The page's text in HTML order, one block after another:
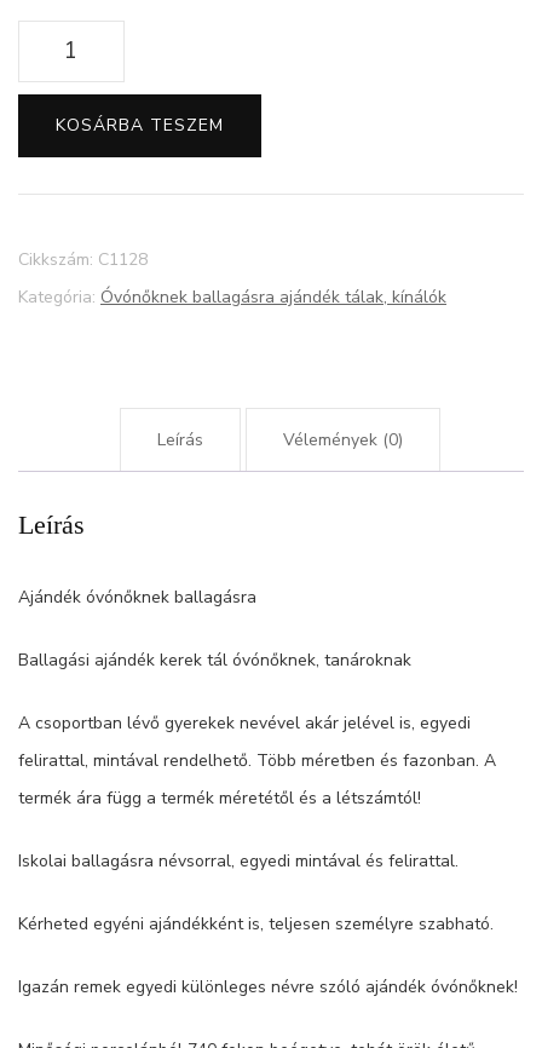
Ballagási
ajándék
kerek
tál
óvónőknek,
mennyiség
KOSÁRBA TESZEM
Cikkszám: C1128
Kategória: Óvónőknek ballagásra ajándék tálak, kínálók
Leírás Vélemények (0)
Leírás
Ajándék óvónőknek ballagásra
Ballagási ajándék kerek tál óvónőknek, tanároknak
A csoportban lévő gyerekek nevével akár jelével is, egyedi
felirattal, mintával rendelhető. Több méretben és fazonban. A
termék ára függ a termék méretétől és a létszámtól!
Iskolai ballagásra névsorral, egyedi mintával és felirattal.
Kérheted egyéni ajándékként is, teljesen személyre szabható.
Igazán remek egyedi különleges névre szóló ajándék óvónőknek!